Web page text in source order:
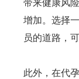
带来健康风
增加。选择
员的道路，
此外，在代